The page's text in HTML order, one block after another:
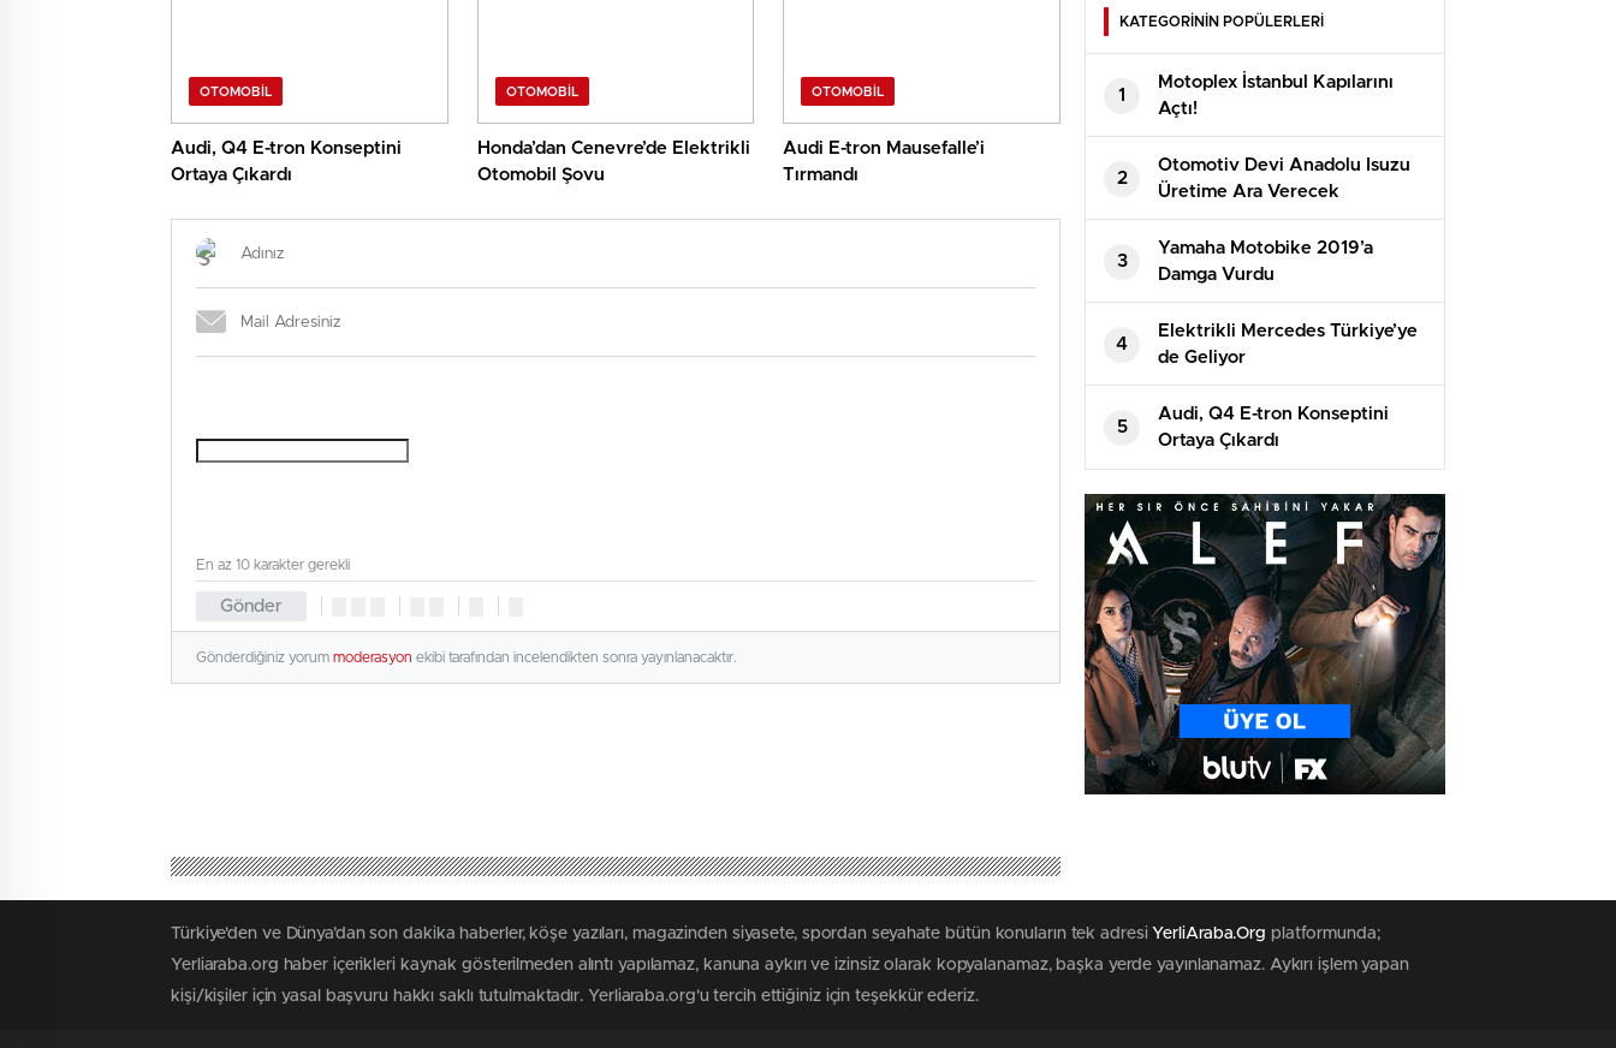
OTOMOBIL
Audi, Q4 E-tron Konseptini
Ortaya Çıkardı
OTOMOBIL
Honda’dan Cenevre’de Elektrikli
Otomobil Şovu
OTOMOBIL
Audi E-tron Mausefalle’i
Tırmandı
Gönder
En az 10 karakter gerekli
Gönderdiğiniz yorum moderasyon ekibi tarafından incelendikten sonra yayınlanacaktır.
KATEGORİNİN POPÜLERLERİ
1
Motoplex İstanbul Kapılarını
Açtı!
2
Otomotiv Devi Anadolu Isuzu
Üretime Ara Verecek
3
Yamaha Motobike 2019’a
Damga Vurdu
4
Elektrikli Mercedes Türkiye’ye
de Geliyor
5
Audi, Q4 E-tron Konseptini
Ortaya Çıkardı
Türkiye'den ve Dünya’dan son dakika haberler, köşe yazıları, magazinden siyasete, spordan seyahate bütün konuların tek adresi YerliAraba.Org platformunda;
Yerliaraba.org haber içerikleri kaynak gösterilmeden alıntı yapılamaz, kanuna aykırı ve izinsiz olarak kopyalanamaz, başka yerde yayınlanamaz. Aykırı işlem yapan
kişi/kişiler için yasal başvuru hakkı saklı tutulmaktadır. Yerliaraba.org'u tercih ettiğiniz için teşekkür ederiz.